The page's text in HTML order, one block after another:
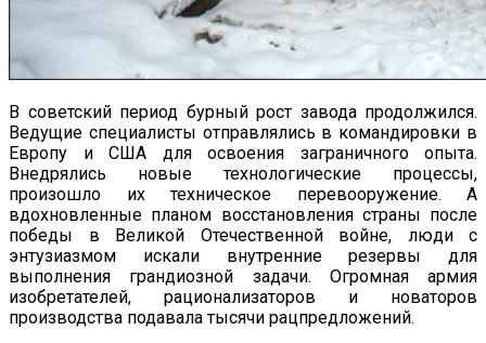
В советский период бурный рост завода продолжился.
Ведущие специалисты отправлялись в командировки в
Европу и США для освоения заграничного опыта.
Внедрялись новые технологические процессы,
произошло их техническое перевооружение. А
вдохновленные планом восстановления страны после
победы в Великой Отечественной войне, люди с
энтузиазмом искали внутренние резервы для
выполнения грандиозной задачи. Огромная армия
изобретателей, рационализаторов и новаторов
производства подавала тысячи рацпредложений.